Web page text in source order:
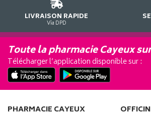
LIVRAISON RAPIDE
Via DPD
Toute la pharmacie Cayeux
Télécharger l’application disponible sur :
PHARMACIE CAYEUX